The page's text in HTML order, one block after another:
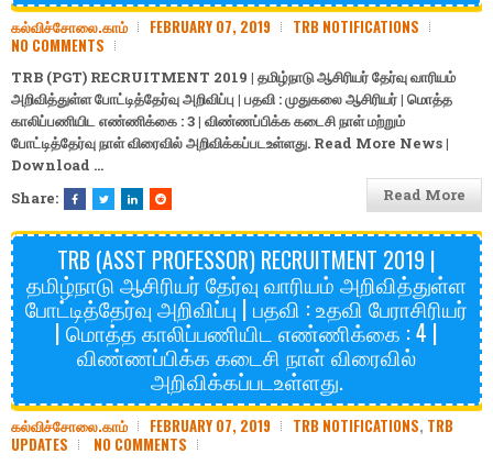
கல்விச்சோலை.காம் FEBRUARY 07, 2019
TRB NOTIFICATIONS
NO COMMENTS
TRB (PGT) RECRUITMENT 2019 | தமிழ்நாடு ஆசிரியர் தேர்வு வாரியம்
அறிவித்துள்ள போட்டித்தேர்வு அறிவிப்பு | பதவி : முதுகலை ஆசிரியர் | மொத்த
காலிப்பணியிட எண்ணிக்கை : 3 | விண்ணப்பிக்க கடைசி நாள் மற்றும்
போட்டித்தேர்வு நாள் விரைவில் அறிவிக்கப்படஉள்ளது. Read More News |
Download …
Share:
Read More
TRB (ASST PROFESSOR) RECRUITMENT 2019 |
தமிழ்நாடு ஆசிரியர் தேர்வு வாரியம் அறிவித்துள்ள
போட்டித்தேர்வு அறிவிப்பு | பதவி : உதவி பேராசிரியர்
| மொத்த காலிப்பணியிட எண்ணிக்கை : 4 |
விண்ணப்பிக்க கடைசி நாள் விரைவில்
அறிவிக்கப்படஉள்ளது.
கல்விச்சோலை.காம் FEBRUARY 07, 2019 TRB NOTIFICATIONS, TRB
UPDATES
NO COMMENTS